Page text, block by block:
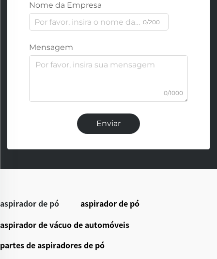
Nome da Empresa
0/200
Mensagem
0/1000
Enviar
aspirador de pó
aspirador de pó
aspirador de vácuo de automóveis
partes de aspiradores de pó